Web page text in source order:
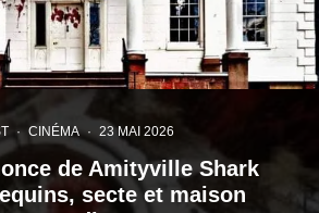
· CINÉMA · 23 MAI 2026
de Amityville Shark
secte et maison